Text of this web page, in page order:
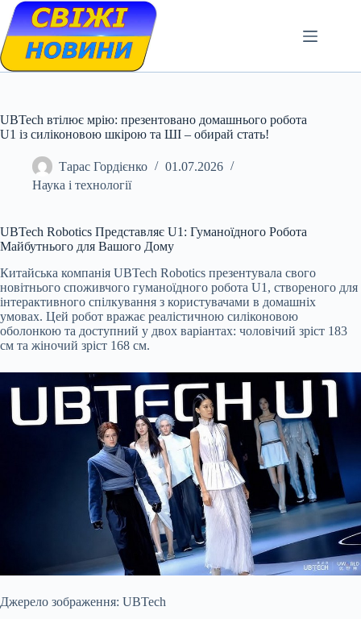
Skip
content
UBTech втілює мрію: презентовано домашнього робота
U1 із силіконовою шкірою та ШІ – обирай стать!
Тарас Гордієнко
01.07.2026
Наука і технології
UBTech Robotics Представляє U1: Гуманоїдного Робота
Майбутнього для Вашого Дому
Китайська компанія UBTech Robotics презентувала свого
новітнього споживчого гуманоїдного робота U1, створеного для
інтерактивного спілкування з користувачами в домашніх
умовах. Цей робот вражає реалістичною силіконовою
оболонкою та доступний у двох варіантах: чоловічий зріст 183
см та жіночий зріст 168 см.
Джерело зображення: UBTech